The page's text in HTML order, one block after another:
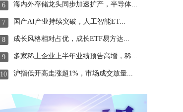
6 海内外存储龙头同步加速扩产，半导体...
7 国产AI产业持续突破，人工智能ET...
8 成长风格相对占优，成长ETF易方达...
9 多家稀土企业上半年业绩预告高增，稀...
10 沪指低开高走涨超1%，市场成交放量...